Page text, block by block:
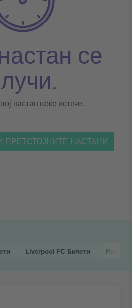
се
настан веќе истече.
ПРЕТСТОЈНИТЕ НАСТАНИ
Liverpool FC Билети